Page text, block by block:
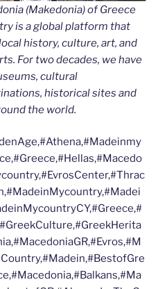
(Makedonia) of Greece
is a global platform that
history, culture, art, and
For two decades, we have
cultural
historical sites and
the world.